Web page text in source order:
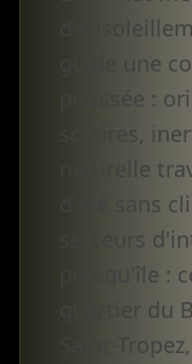
guide une
poussée :
solaires,
naturelle
d'été sans
secteurs
presqu'île :
quartier du
Saint-